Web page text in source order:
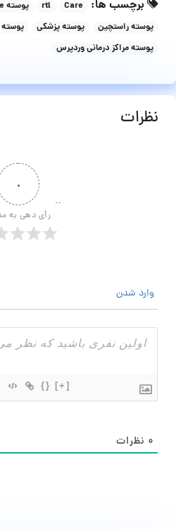
برچسب ها: Care
rtl پوسته Care
پوسته راستچین
پوسته پزشکی
پوسته مراکز درمانی وردپرس
نظرات
۰
رأی دهی به
وارد شدن
{} [+]
۰ نظرات